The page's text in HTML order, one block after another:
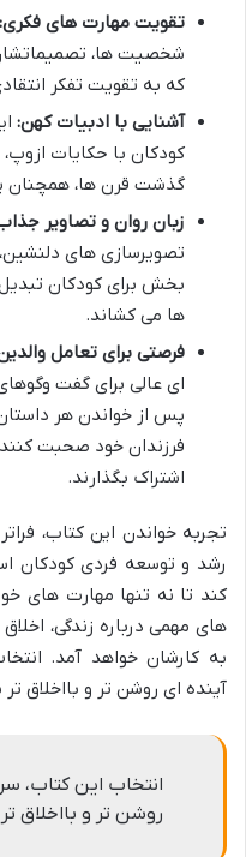
تقویت مهارت های فکری:
شخصیت ها،
که به تقویت تفکر
آشنایی با ادبیات کهن:
کودکان با حکایات
گذشت قرن ها، همچنان
زبان روان و تصاویر
تصویرسازی های
بخش برای کودکان
ها می کشاند.
فرصتی برای تعامل
ای عالی برای گفت
پس از خواندن هر
فرزندان خود صحبت کنند
اشتراک بگذارند.
تجربه خواندن این کتاب،
رشد و توسعه فردی کودکان
کند تا نه تنها مهارت های
های مهمی درباره زندگی،
به کارشان خواهد آمد.
آینده ای روشن تر و بااخلاق
انتخاب این کتاب،
روشن تر و بااخلاق